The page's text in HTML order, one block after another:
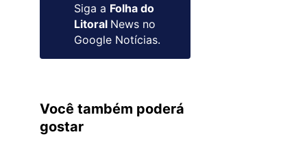
Siga a Folha do
Litoral News no
Google Notícias.
Você também poderá
gostar